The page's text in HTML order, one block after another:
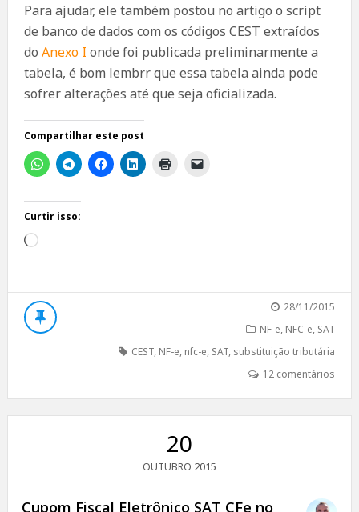
Para ajudar, ele também postou no artigo o script
de banco de dados com os códigos CEST extraídos
do Anexo I onde foi publicada preliminarmente a
tabela, é bom lembrr que essa tabela ainda pode
sofrer alterações até que seja oficializada.
Compartilhar este post
Curtir isso:
Carregando...
28/11/2015
NF-e, NFC-e, SAT
CEST, NF-e, nfc-e, SAT, substituição tributária
12 comentários
20
OUTUBRO 2015
Cupom Fiscal Eletrônico SAT CFe no